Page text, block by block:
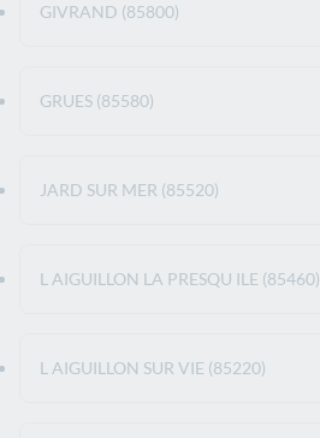
GIVRAND (85800)
GRUES (85580)
JARD SUR MER (85520)
L AIGUILLON LA PRESQU ILE (85460)
L AIGUILLON SUR VIE (85220)